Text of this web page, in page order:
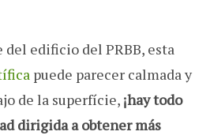
edificio del PRBB, esta
puede parecer calmada y
de la superfície, ¡hay todo
dirigida a obtener más